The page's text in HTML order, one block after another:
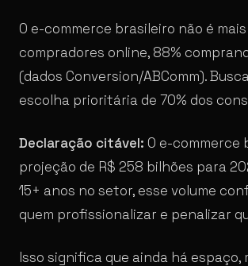
O e-commerce brasileiro não é
compradores online, 88%
(dados Conversion/ABComm).
escolha prioritária de 70% dos
Declaração citável: O e-commerce
projeção de R$ 258 bilhões para
15+ anos no setor, esse volume
quem profissionalizar e penalizar
Isso significa que ainda há